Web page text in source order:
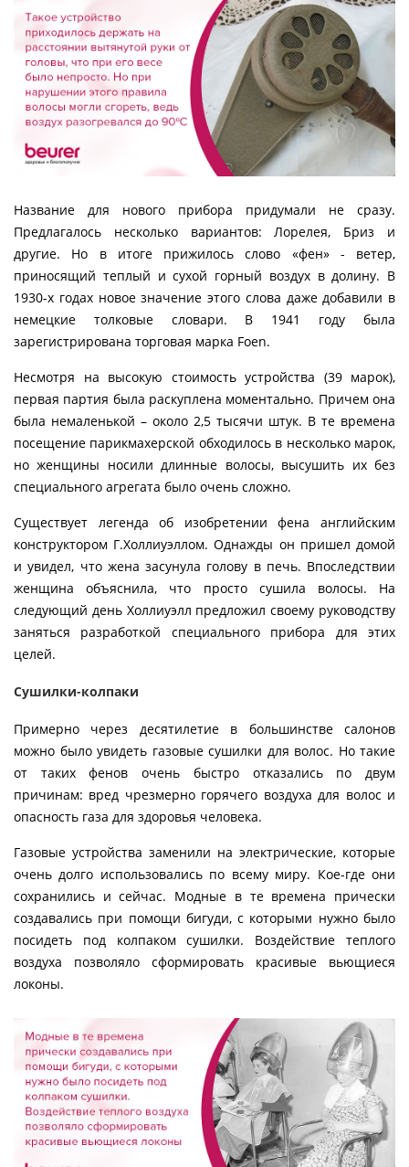
Название для нового прибора придумали не сразу.
Предлагалось несколько вариантов: Лорелея, Бриз и
другие. Но в итоге прижилось слово «фен» - ветер,
приносящий теплый и сухой горный воздух в долину. В
1930-х годах новое значение этого слова даже добавили в
немецкие толковые словари. В 1941 году была
зарегистрирована торговая марка Foen.
Несмотря на высокую стоимость устройства (39 марок),
первая партия была раскуплена моментально. Причем она
была немаленькой – около 2,5 тысячи штук. В те времена
посещение парикмахерской обходилось в несколько марок,
но женщины носили длинные волосы, высушить их без
специального агрегата было очень сложно.
Существует легенда об изобретении фена английским
конструктором Г.Холлиуэллом. Однажды он пришел домой
и увидел, что жена засунула голову в печь. Впоследствии
женщина объяснила, что просто сушила волосы. На
следующий день Холлиуэлл предложил своему руководству
заняться разработкой специального прибора для этих
целей.
Сушилки-колпаки
Примерно через десятилетие в большинстве салонов
можно было увидеть газовые сушилки для волос. Но такие
от таких фенов очень быстро отказались по двум
причинам: вред чрезмерно горячего воздуха для волос и
опасность газа для здоровья человека.
Газовые устройства заменили на электрические, которые
очень долго использовались по всему миру. Кое-где они
сохранились и сейчас. Модные в те времена прически
создавались при помощи бигуди, с которыми нужно было
посидеть под колпаком сушилки. Воздействие теплого
воздуха позволяло сформировать красивые вьющиеся
локоны.